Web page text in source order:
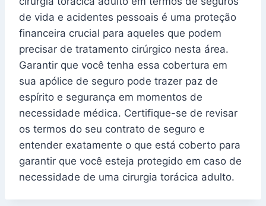
de vida e acidentes pessoais é uma proteção
financeira crucial para aqueles que podem
precisar de tratamento cirúrgico nesta área.
Garantir que você tenha essa cobertura em
sua apólice de seguro pode trazer paz de
espírito e segurança em momentos de
necessidade médica. Certifique-se de revisar
os termos do seu contrato de seguro e
entender exatamente o que está coberto para
garantir que você esteja protegido em caso de
necessidade de uma cirurgia torácica adulto.